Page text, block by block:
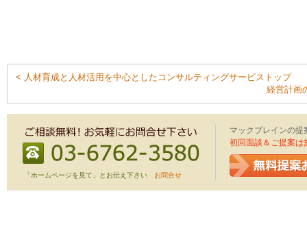
< 人材育成と人材活用を中心としたコンサルティングサービストップ
経営計画
マックブレインの
初回面談＆ご提案は
「ホームページを見て」とお伝え下さい お問合せ